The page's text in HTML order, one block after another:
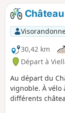
Château
30,42 km
Départ à
Au départ du
vignoble. À vélo
différents